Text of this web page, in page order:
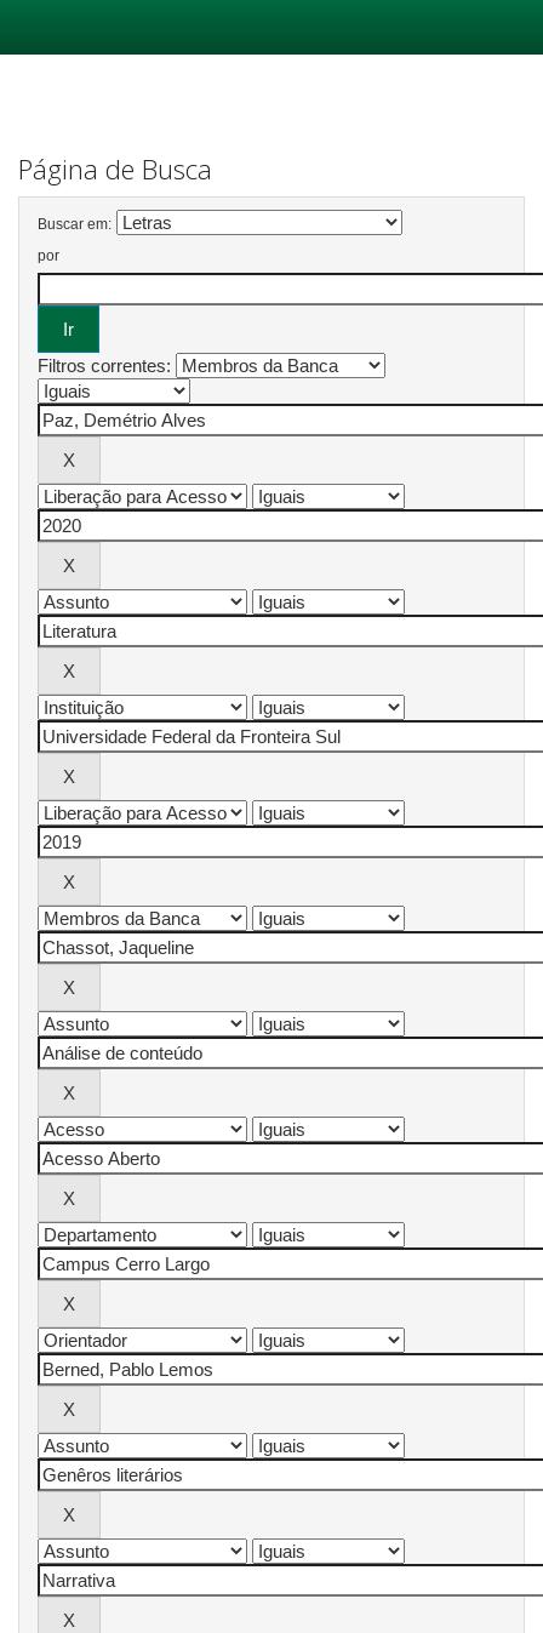
Página de Busca
Buscar em:
por
Filtros correntes: